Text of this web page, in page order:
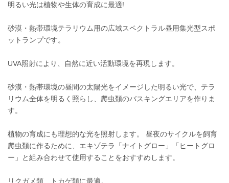
明るい光は植物や生体の育成に最適!
砂漠・熱帯環境テラリウム用の広域スペクトラル昼用集光型スポ
ットランプです。
UVA照射により、自然に近い活動環境を再現します。
砂漠・熱帯環境の昼間の太陽光をイメージした明るい光で、テラ
リウム全体を明るく照らし、爬虫類のバスキングエリアを作りま
す。
植物の育成にも理想的な光を照射します。 昼夜のサイクルを飼育
爬虫類に作るために、エキゾテラ「ナイトグロー」「ヒートグロ
ー」と組み合わせて使用することをおすすめします。
リクガメ類、トカゲ類に最適。